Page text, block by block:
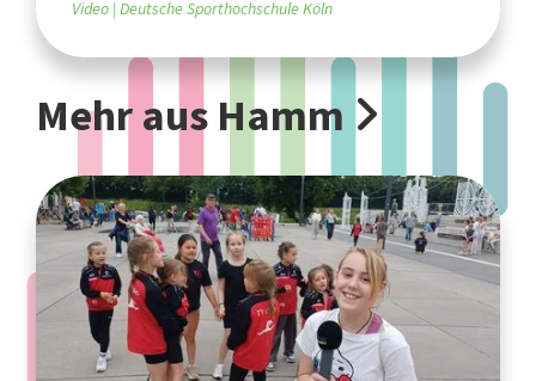
Video Deutsche Sporthochschule Köln
Mehr aus Hamm